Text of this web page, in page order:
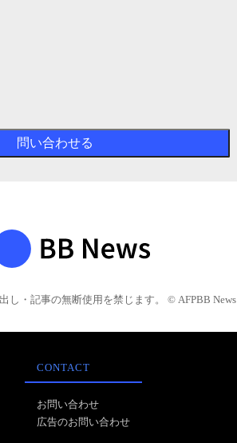
し・記事の無断使用を禁じます。 © AFPBB News
CONTACT
お問い合わせ
広告のお問い合わせ